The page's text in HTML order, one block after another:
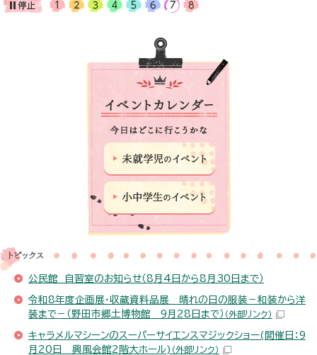
オンライン診療
公民館 自習室のお知らせ（8月4日から8月30日まで）
令和8年度企画展・収蔵資料品展 晴れの日の服装－和装から洋
装まで－（野田市郷土博物館 9月28日まで） （外部リンク）
キャラメルマシーンのスーパーサイエンスマジックショー(開催日：9
月20日 興風会館2階大ホール) （外部リンク）